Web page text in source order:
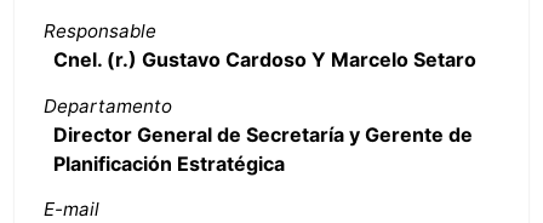
Responsable
Cnel. (r.) Gustavo Cardoso Y Marcelo Setaro
Departamento
Director General de Secretaría y Gerente de
Planificación Estratégica
E-mail